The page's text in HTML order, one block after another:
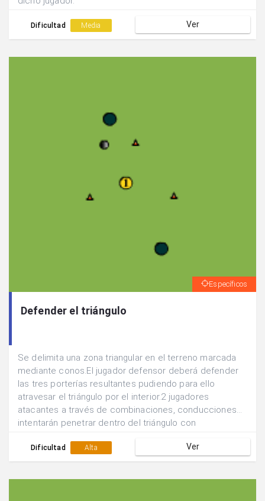
Dificultad Media Ver
Específicos
Defender el triángulo
Se delimita una zona triangular en el terreno marcada
mediante conos.El jugador defensor deberá defender
las tres porterías resultantes pudiendo para ello
atravesar el triángulo por el interior.2 jugadores
atacantes a través de combinaciones, conducciones...
intentarán penetrar dentro del triángulo con
Dificultad Alta Ver